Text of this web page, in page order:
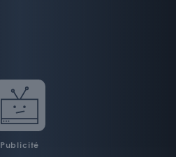
Publicité